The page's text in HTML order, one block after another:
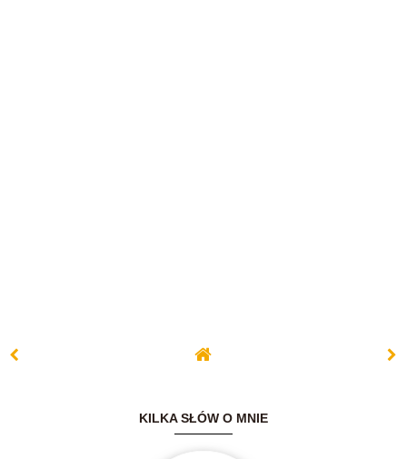
KILKA SŁÓW O MNIE